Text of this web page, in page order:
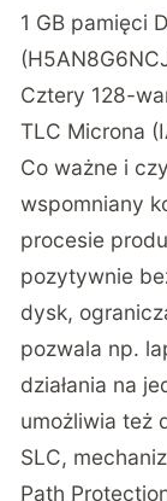
1 GB pamięci
Cztery 128-
TLC Microna
Co ważne i
wspomniany
procesie
pozytywnie
dysk,
pozwala np.
działania na
umożliwia też
SLC,
Path